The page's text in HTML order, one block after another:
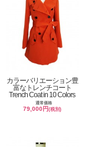
カラーバリエーション豊
富なトレンチコート
Trench Coat in 10 Colors
通常価格
79,000円 (税別)